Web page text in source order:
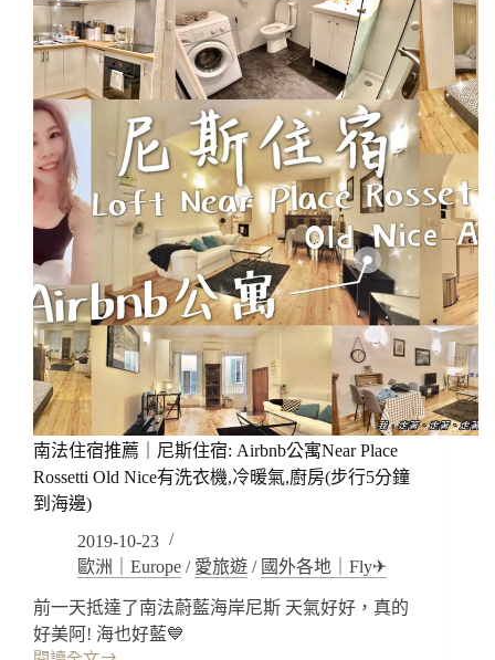
南法住宿推薦｜尼斯住宿: Airbnb公寓Near Place
Rossetti Old Nice有洗衣機,冷暖氣,廚房(步行5分鐘
到海邊)
2019-10-23
歐洲｜Europe / 愛旅遊 / 國外各地｜Fly✈
前一天抵達了南法蔚藍海岸尼斯 天氣好好，真的
好美阿! 海也好藍💙